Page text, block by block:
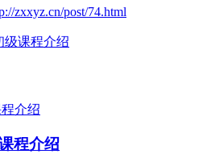
zxxyz.cn/post/74.html
级课程介绍
程介绍